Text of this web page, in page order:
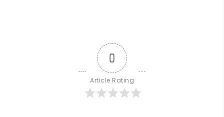
0
Article Rating